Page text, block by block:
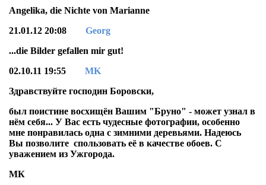
Angelika, die Nichte von Marianne
21.01.12 20:08 Georg
...die Bilder gefallen mir gut!
02.10.11 19:55 MK
Здравствуйте господин Боровски,
был поистине восхищён Вашим "Бруно" - может узнал в
нём себя... У Вас есть чудесные фотографии, особенно
мне понравилась одна с зимними деревьями. Надеюсь
Вы позволите спользовать её в качестве обоев. С
уважением из Ужгорода.
МК